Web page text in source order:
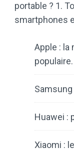
portable ? 1.
smartphones
Apple : la
Samsung
Huawei :
Xiaomi :